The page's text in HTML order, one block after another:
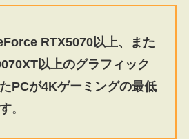
RTX5070以上、また
以上のグラフィック
PCが4Kゲーミングの最低
。